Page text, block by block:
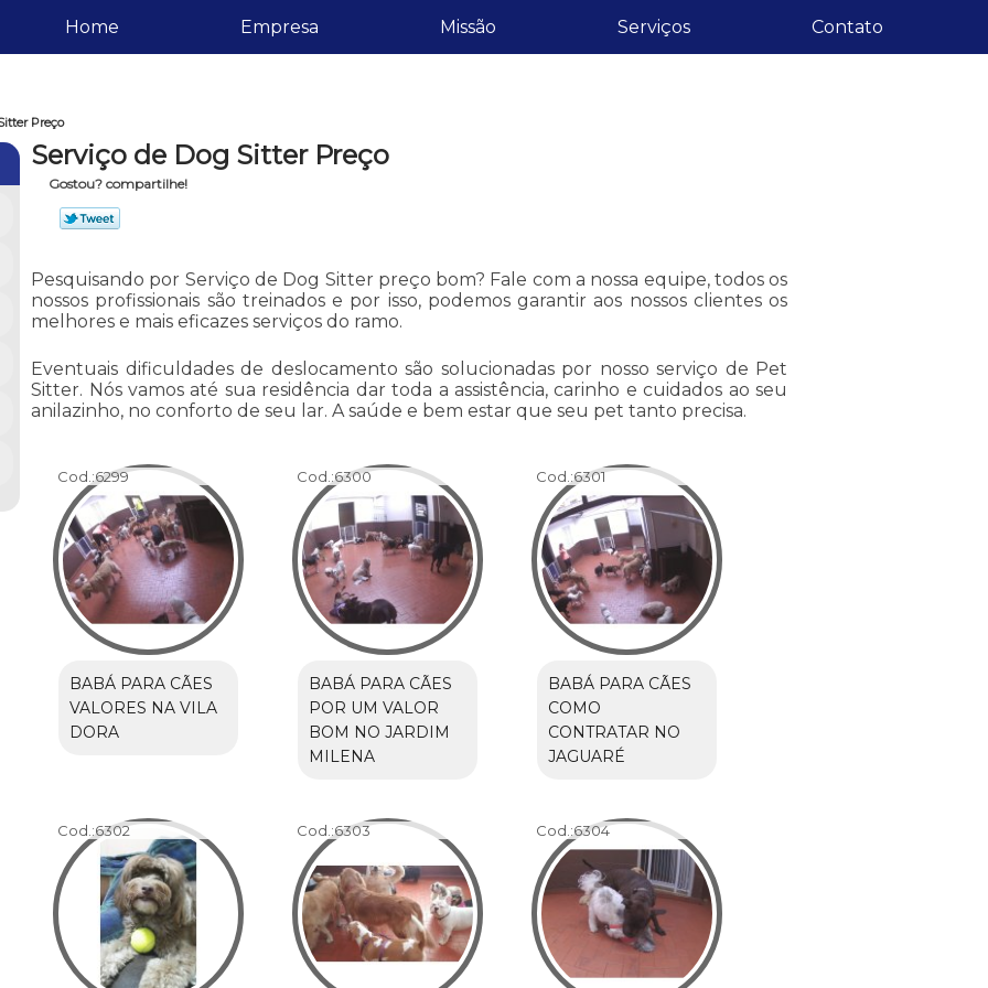
Home Empresa Missão Serviços Contato
Preço
Serviço de Dog Sitter Preço
Gostou? compartilhe!
Pesquisando por Serviço de Dog Sitter preço bom? Fale com a nossa equipe, todos os
nossos profissionais são treinados e por isso, podemos garantir aos nossos clientes os
melhores e mais eficazes serviços do ramo.
Eventuais dificuldades de deslocamento são solucionadas por nosso serviço de Pet
Sitter. Nós vamos até sua residência dar toda a assistência, carinho e cuidados ao seu
anilazinho, no conforto de seu lar. A saúde e bem estar que seu pet tanto precisa.
Cod.:6299
BABÁ PARA CÃES
VALORES NA VILA
DORA
Cod.:6300
BABÁ PARA CÃES
POR UM VALOR
BOM NO JARDIM
MILENA
Cod.:6301
BABÁ PARA CÃES
COMO
CONTRATAR NO
JAGUARÉ
Cod.:6302 Cod.:6303 Cod.:6304